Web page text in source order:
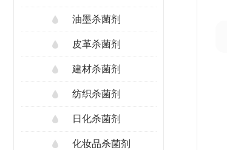
油墨杀菌剂
皮革杀菌剂
建材杀菌剂
纺织杀菌剂
日化杀菌剂
化妆品杀菌剂